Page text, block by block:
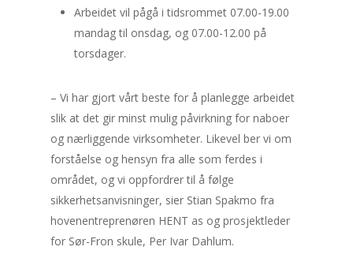
Arbeidet vil pågå i tidsrommet 07.00-19.00
mandag til onsdag, og 07.00-12.00 på
torsdager.
– Vi har gjort vårt beste for å planlegge arbeidet
slik at det gir minst mulig påvirkning for naboer
og nærliggende virksomheter. Likevel ber vi om
forståelse og hensyn fra alle som ferdes i
området, og vi oppfordrer til å følge
sikkerhetsanvisninger, sier Stian Spakmo fra
hovenentreprenøren HENT as og prosjektleder
for Sør-Fron skule, Per Ivar Dahlum.